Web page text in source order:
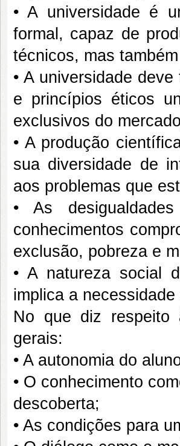
• A universidade é
formal, capaz de
técnicos, mas
• A universidade
e princípios éticos
exclusivos do
• A produção
sua diversidade de
aos problemas que
• As
conhecimentos
exclusão, pobreza e
• A natureza social
implica a
No que diz respeito
gerais:
• A autonomia do
• O conhecimento
descoberta;
• As condições para